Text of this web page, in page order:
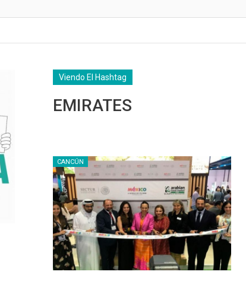
Viendo El Hashtag
EMIRATES
CANCÚN